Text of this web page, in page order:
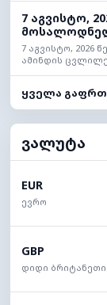
7 აგვისტო,
7 აგვისტო, 2026
ამინდის
ყველა
ვალუტა
EUR
ევრო
GBP
დიდი